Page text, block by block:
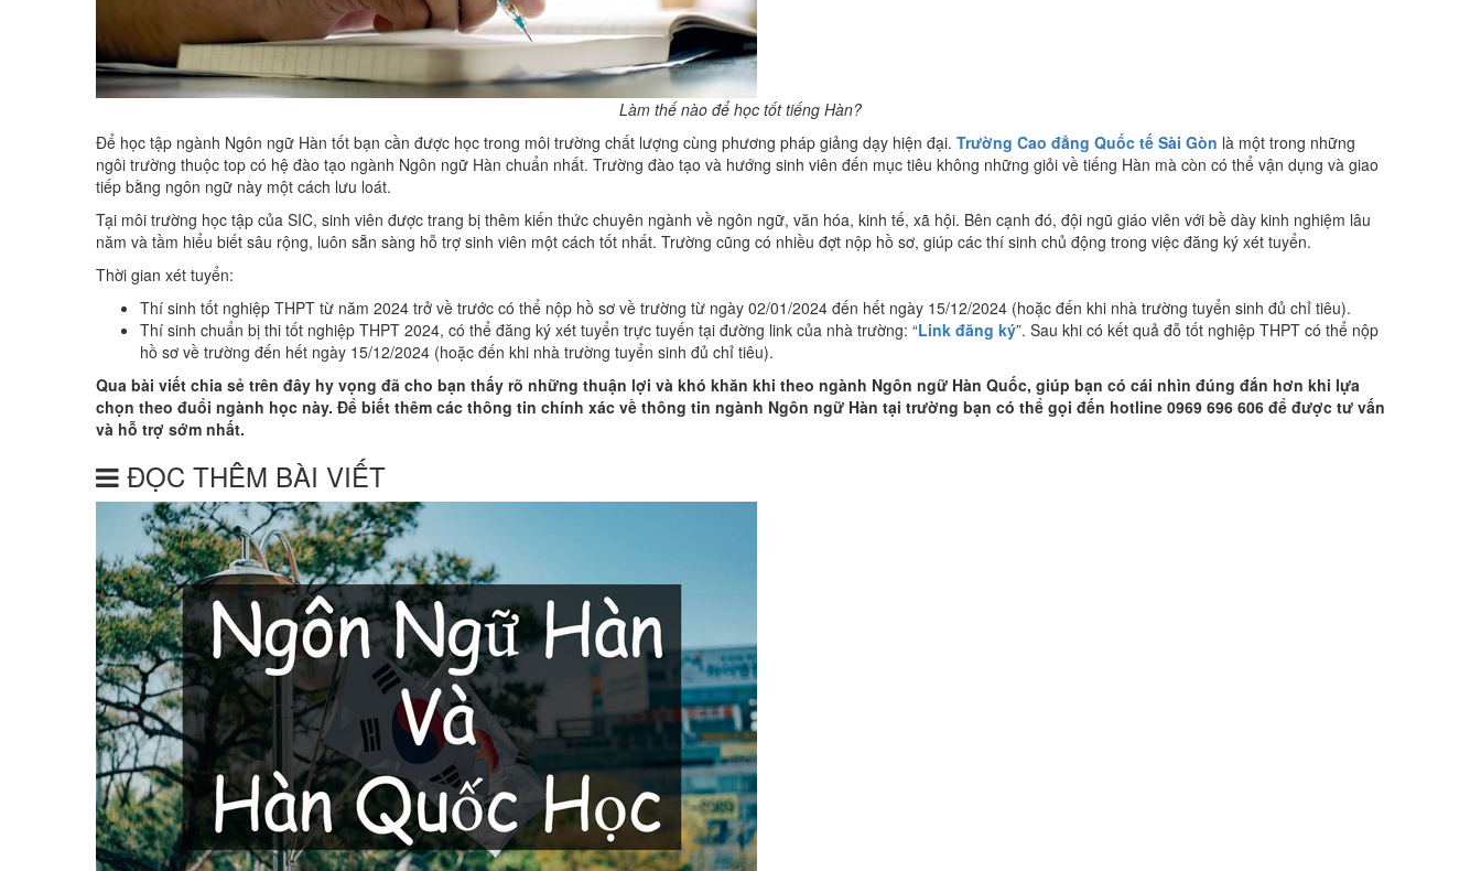
Làm thế nào để học tốt tiếng Hàn?
Để học tập ngành Ngôn ngữ Hàn tốt bạn cần được học trong môi trường chất lượng cùng phương pháp giảng dạy hiện đại. Trường Cao đẳng Quốc tế Sài Gòn là một trong những
ngôi trường thuộc top có hệ đào tạo ngành Ngôn ngữ Hàn chuẩn nhất. Trường đào tạo và hướng sinh viên đến mục tiêu không những giỏi về tiếng Hàn mà còn có thể vận dụng và giao
tiếp bằng ngôn ngữ này một cách lưu loát.
Tại môi trường học tập của SIC, sinh viên được trang bị thêm kiến thức chuyên ngành về ngôn ngữ, văn hóa, kinh tế, xã hội. Bên cạnh đó, đội ngũ giáo viên với bề dày kinh nghiệm lâu
năm và tầm hiểu biết sâu rộng, luôn sẵn sàng hỗ trợ sinh viên một cách tốt nhất. Trường cũng có nhiều đợt nộp hồ sơ, giúp các thí sinh chủ động trong việc đăng ký xét tuyển.
Thời gian xét tuyển:
Thí sinh tốt nghiệp THPT từ năm 2024 trở về trước có thể nộp hồ sơ về trường từ ngày 02/01/2024 đến hết ngày 15/12/2024 (hoặc đến khi nhà trường tuyển sinh đủ chỉ tiêu).
Thí sinh chuẩn bị thi tốt nghiệp THPT 2024, có thể đăng ký xét tuyển trực tuyến tại đường link của nhà trường: “Link đăng ký”. Sau khi có kết quả đỗ tốt nghiệp THPT có thể nộp
hồ sơ về trường đến hết ngày 15/12/2024 (hoặc đến khi nhà trường tuyển sinh đủ chỉ tiêu).
Qua bài viết chia sẻ trên đây hy vọng đã cho bạn thấy rõ những thuận lợi và khó khăn khi theo ngành Ngôn ngữ Hàn Quốc, giúp bạn có cái nhìn đúng đắn hơn khi lựa
chọn theo đuổi ngành học này. Để biết thêm các thông tin chính xác về thông tin ngành Ngôn ngữ Hàn tại trường bạn có thể gọi đến hotline 0969 696 606 để được tư vấn
và hỗ trợ sớm nhất.
ĐỌC THÊM BÀI VIẾT